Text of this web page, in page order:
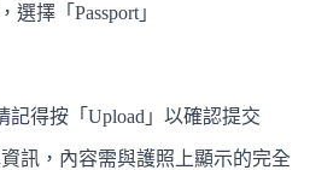
選擇「Passport」
記得按「Upload」以確認提交
訊，內容需與護照上顯示的完全